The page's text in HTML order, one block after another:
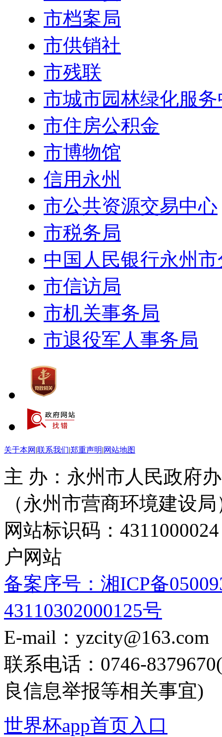
市档案局
市供销社
市残联
市城市园林绿化服
市住房公积金
市博物馆
信用永州
市公共资源交易中心
市税务局
中国人民银行永州
市信访局
市机关事务局
市退役军人事务局
关于本网 |联系我们|郑重声明|网站地图
主 办：永州市人民政府
（永州市营商环境建设局
网站标识码：
户网站
备案序号：湘ICP备
43110302000125号
E-mail：yzcity@163.com
联系电话：0746-
良信息举报等相关事宜)
世界杯app首页入口